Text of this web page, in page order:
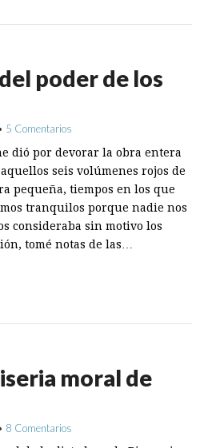
poder de los
5 Comentarios
dió por devorar la obra entera
seis volúmenes rojos de
pequeña, tiempos en los que
tranquilos porque nadie nos
consideraba sin motivo los
tomé notas de las…
moral de
8 Comentarios